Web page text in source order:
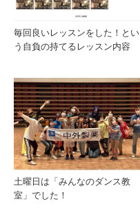
毎回良いレッスンをした！とい
う自負の持てるレッスン内容
土曜日は「みんなのダンス教
室」でした！